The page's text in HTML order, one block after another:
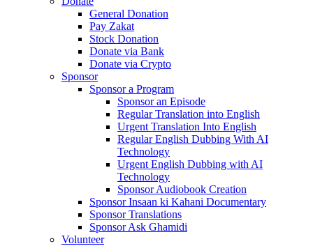
General Donation
Pay Zakat
Stock Donation
Donate via Bank
Donate via Crypto
Sponsor
Sponsor a Program
Sponsor an Episode
Regular Translation into English
Urgent Translation Into English
Regular English Dubbing With AI
Technology
Urgent English Dubbing with AI
Technology
Sponsor Audiobook Creation
Sponsor Insaan ki Kahani Documentary
Sponsor Translations
Sponsor Ask Ghamidi
Volunteer